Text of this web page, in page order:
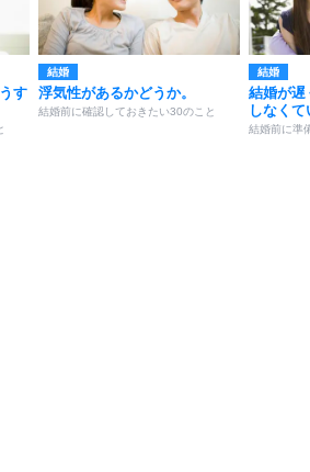
す
結婚
浮気性があるかどうか。
結婚前に確認しておきたい30のこと
結婚
結婚が遅
しなくて
結婚前に準